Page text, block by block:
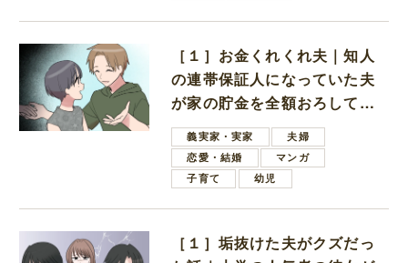
［１］お金くれくれ夫｜知人
の連帯保証人になっていた夫
が家の貯金を全額おろしてほ
しいと言ってきた
義実家・実家
夫婦
恋愛・結婚
マンガ
子育て
幼児
［１］垢抜けた夫がクズだっ